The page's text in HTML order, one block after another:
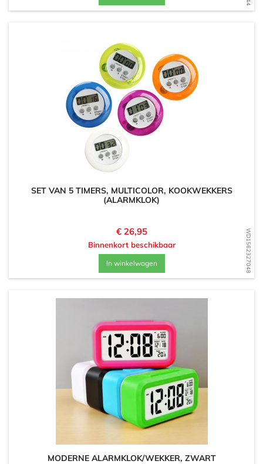
WD1562327048
SET VAN 5 TIMERS, MULTICOLOR, KOOKWEKKERS
(ALARMKLOK)
Prijs
€ 26,95
Binnenkort beschikbaar
In winkelwagen
MODERNE ALARMKLOK/WEKKER, ZWART